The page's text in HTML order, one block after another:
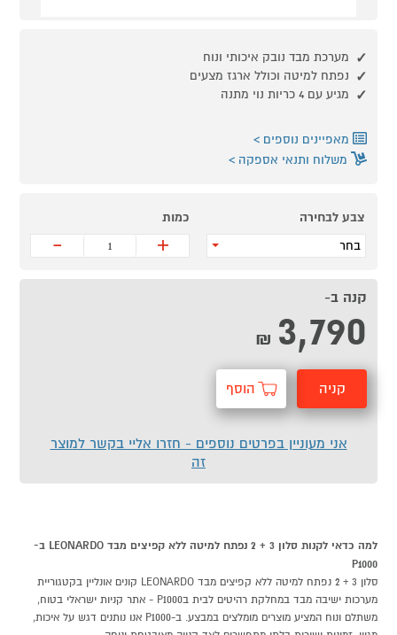
מערכת מבד נובק איכותי ונוח
נפתח למיטה וכולל ארגז מצעים
מגיע עם 4 כריות נוי מתנה
מאפיינים נוספים
משלוח ותנאי אספקה
צבע לבחירה
בחר
כמות
+
-
קנה ב-
3,790
₪
קניה הוסף
אני מעוניין בפרטים נוספים - חזרו אליי בקשר למוצר
זה
למה כדאי לקנות סלון 3 + 2 נפתח למיטה ללא קפיצים מבד LEONARDO ב-
P1000
סלון 3 + 2 נפתח למיטה ללא קפיצים מבד LEONARDO קונים אונליין בקטגוריית
מערכות ישיבה מבד במחלקת רהיטים לבית בP1000 - אתר קניות ישראלי בטוח,
משתלם ונוח המציע מוצרים מומלצים במבצע. ב-P1000 אנו נותנים דגש על איכות,